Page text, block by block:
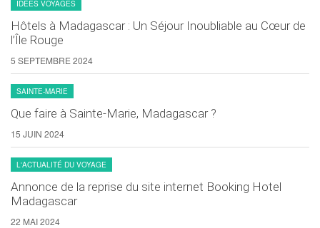
IDÉES VOYAGES
Hôtels à Madagascar : Un Séjour Inoubliable au Cœur de
l’Île Rouge
5 SEPTEMBRE 2024
SAINTE-MARIE
Que faire à Sainte-Marie, Madagascar ?
15 JUIN 2024
L'ACTUALITÉ DU VOYAGE
Annonce de la reprise du site internet Booking Hotel
Madagascar
22 MAI 2024